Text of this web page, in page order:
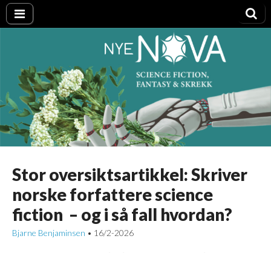
Nye NOVA
Stor oversiktsartikkel: Skriver
norske forfattere science
fiction – og i så fall hvordan?
Bjarne Benjaminsen • 16/2-2026